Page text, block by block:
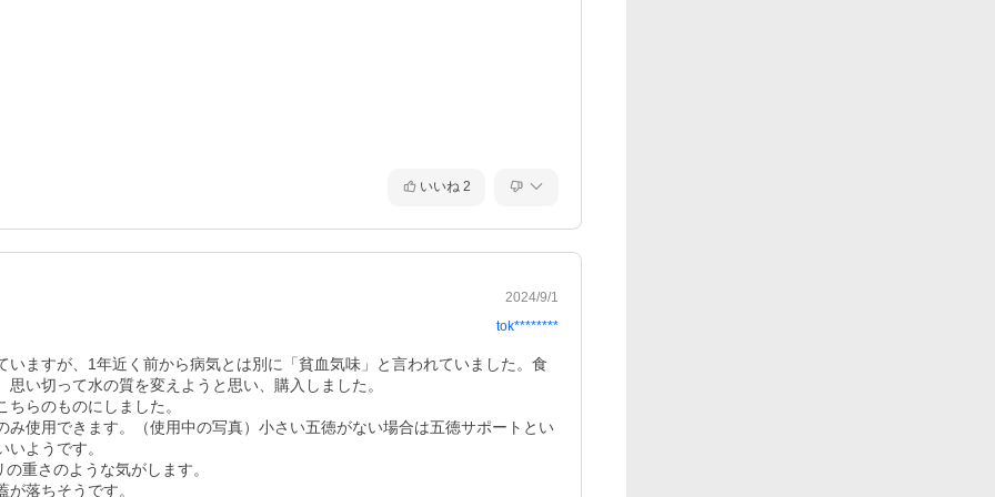
いいね 2
2024/9/1
tok********
ますが、1年近く前から病気とは別に「貧血気味」と言われていました。食
い切って水の質を変えようと思い、購入しました。
らのものにしました。
使用できます。（使用中の写真）小さい五徳がない場合は五徳サポートとい
ようです。
重さのような気がします。
落ちそうです。